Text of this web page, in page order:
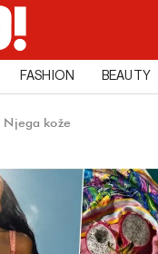
FASHION BEAUTY
Njega kože